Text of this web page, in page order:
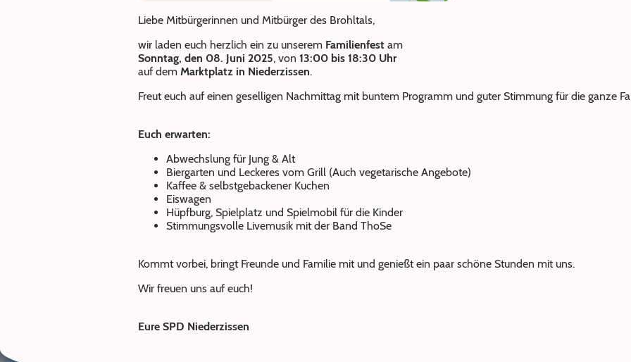
Liebe Mitbürgerinnen und Mitbürger des Brohltals,
wir laden euch herzlich ein zu unserem Familienfest am
Sonntag, den 08. Juni 2025, von 13:00 bis 18:30 Uhr
auf dem Marktplatz in Niederzissen.
Freut euch auf einen geselligen Nachmittag mit buntem Programm und guter Stimmung für die ganze
Euch erwarten:
Abwechslung für Jung & Alt
Biergarten und Leckeres vom Grill (Auch vegetarische Angebote)
Kaffee & selbstgebackener Kuchen
Eiswagen
Hüpfburg, Spielplatz und Spielmobil für die Kinder
Stimmungsvolle Livemusik mit der Band ThoSe
Kommt vorbei, bringt Freunde und Familie mit und genießt ein paar schöne Stunden mit uns.
Wir freuen uns auf euch!
Eure SPD Niederzissen